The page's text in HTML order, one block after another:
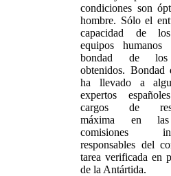
condiciones son
hombre. Sólo el
capacidad de
equipos
bondad de los
obtenidos. Bondad
ha llevado a
expertos
cargos de
máxima en las
comisiones
responsables del
tarea verificada en
de la Antártida.